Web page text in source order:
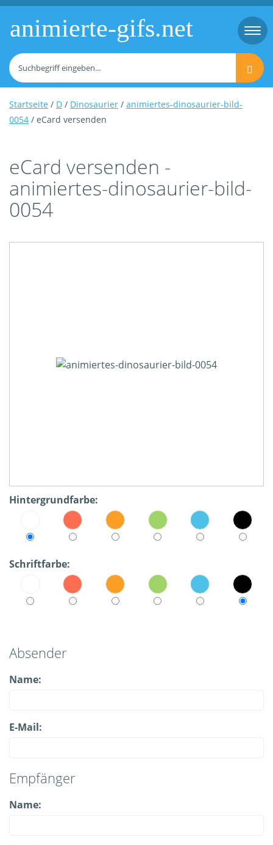
animierte-gifs.net
Startseite / D / Dinosaurier / animiertes-dinosaurier-bild-
0054 / eCard versenden
eCard versenden -
animiertes-dinosaurier-bild-
0054
Hintergrundfarbe:
Schriftfarbe:
Absender
Name:
E-Mail:
Empfänger
Name: